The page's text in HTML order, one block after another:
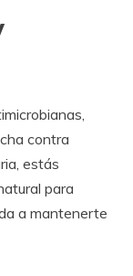
contra
estás
para
a mantenerte